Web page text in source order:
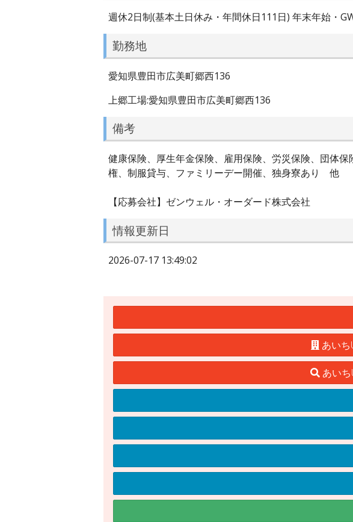
週休2日制(基本土日休み・年間休日111日) 年末年始・
勤務地
愛知県豊田市広美町郷西136
上郷工場:愛知県豊田市広美町郷西136
備考
健康保険、厚生年金保険、雇用保険、労災保険、団体
権、制服貸与、ファミリーデー開催、独身寮あり 他
【応募会社】ゼンウェル・オーダード株式会社
情報更新日
2026-07-17 13:49:02
あい
あい